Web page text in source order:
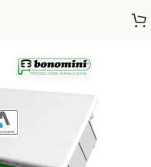
E RICAMBI